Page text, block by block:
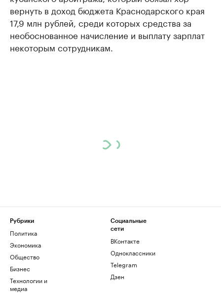
вернуть в доход бюджета Краснодарского края
17,9 млн рублей, среди которых средства за
необоснованное начисление и выплату зарплат
некоторым сотрудникам.
Рубрики
Политика
Экономика
Общество
Бизнес
Технологии и
медиа
Социальные
сети
ВКонтакте
Одноклассники
Telegram
Дзен